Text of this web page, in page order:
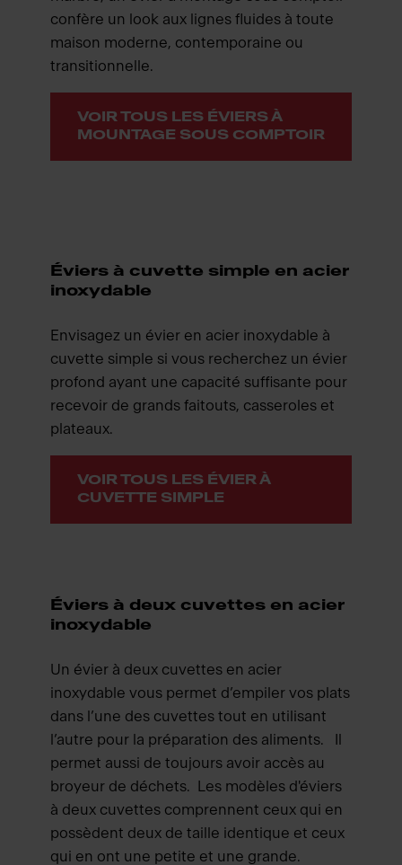
confère un look aux lignes fluides à toute
maison moderne, contemporaine ou
transitionnelle.
VOIR TOUS LES ÉVIERS À
MOUNTAGE SOUS COMPTOIR
Éviers à cuvette simple en acier
inoxydable
Envisagez un évier en acier inoxydable à
cuvette simple si vous recherchez un évier
profond ayant une capacité suffisante pour
recevoir de grands faitouts, casseroles et
plateaux.
VOIR TOUS LES ÉVIER À
CUVETTE SIMPLE
Éviers à deux cuvettes en acier
inoxydable
Un évier à deux cuvettes en acier
inoxydable vous permet d’empiler vos plats
dans l’une des cuvettes tout en utilisant
l’autre pour la préparation des aliments. Il
permet aussi de toujours avoir accès au
broyeur de déchets. Les modèles d'éviers
à deux cuvettes comprennent ceux qui en
possèdent deux de taille identique et ceux
qui en ont une petite et une grande.